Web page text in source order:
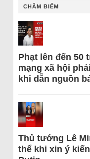
CHÂM BIẾM
Phạt lên đến 50
mạng xã hội
khi dẫn nguồn
Thủ tướng Lê
thể khi xin ý